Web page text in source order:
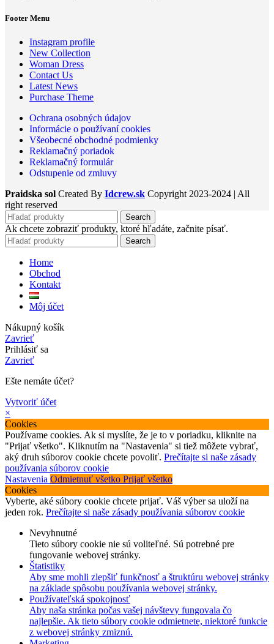
Footer Menu
Instagram profile
New Collection
Woman Dress
Contact Us
Latest News
Purchase Theme
Ochrana osobných údajov
Informácie o používaní cookies
Všeobecné obchodné podmienky
Reklamačný poriadok
Reklamačný formulár
Odstupenie od zmluvy
Praidska sol Created By Idcrew.sk Copyright 2023-2024 | All
right reserved
Search
Ak chcete zobraziť produkty, ktoré hľadáte, začnite písať.
Search
Home
Obchod
Kontakt
Môj účet
Nákupný košík
Zavrieť
Prihlásiť sa
Zavrieť
Ešte nemáte účet?
Vytvoriť účet
×
Cookies
Používame cookies. Ak si myslíte, že je to v poriadku, kliknite na
"Prijať všetko". Kliknutím na "Nastavenia" si tiež môžete vybrať,
aký druh súborov cookie chcete povoliť. Prečítajte si naše zásady
používania súborov cookie
Nastavenia Odmietnuť všetko Prijať všetko
Cookies
Vyberte, aké súbory cookie chcete prijať. Váš výber sa uloží na
jeden rok. Prečítajte si naše zásady používania súborov cookie
Nevyhnutné
Tieto súbory cookie nie sú voliteľné. Sú potrebné pre
fungovanie webovej stránky.
Štatistiky
Aby sme mohli zlepšiť funkčnosť a štruktúru webovej stránky
na základe spôsobu používania webovej stránky.
Používateľská spokojnosť
Aby naša stránka počas vašej návštevy fungovala čo
najlepšie. Ak tieto súbory cookie odmietnete, niektoré funkcie
z webovej stránky zmiznú.